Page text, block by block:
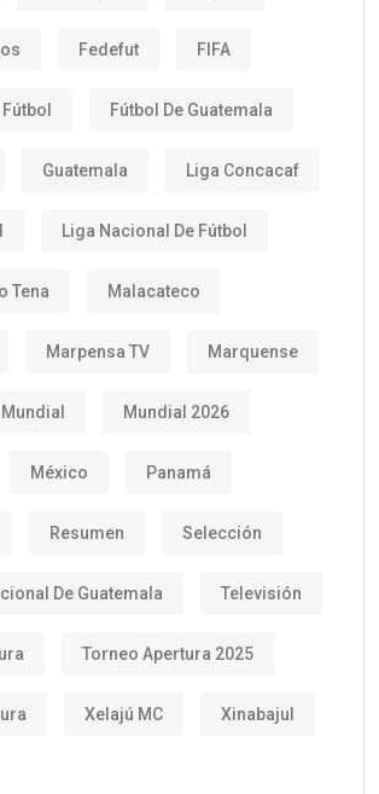
Fedefut FIFA
Fútbol Fútbol De Guatemala
Guatemala Liga Concacaf
Liga Nacional De Fútbol
Tena Malacateco
Marpensa TV Marquense
Mundial Mundial 2026
México Panamá
Resumen Selección
De Guatemala Televisión
Torneo Apertura 2025
Xelajú MC Xinabajul